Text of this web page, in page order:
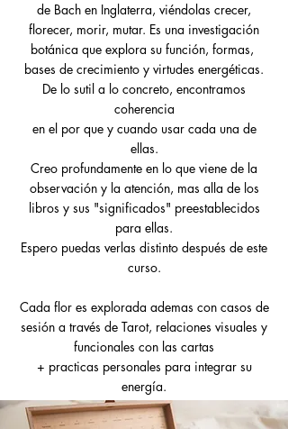
de Bach en Inglaterra, viéndolas crecer,
florecer, morir, mutar. Es una investigación
botánica que explora su función, formas,
bases de crecimiento y virtudes energéticas.
De lo sutil a lo concreto, encontramos
coherencia
en el por que y cuando usar cada una de
ellas.
Creo profundamente en lo que viene de la
observación y la atención, mas alla de los
libros y sus "significados" preestablecidos
para ellas.
Espero puedas verlas distinto después de este
curso.
Cada flor es explorada ademas con casos de
sesión a través de Tarot, relaciones visuales y
funcionales con las cartas
+ practicas personales para integrar su
energía.